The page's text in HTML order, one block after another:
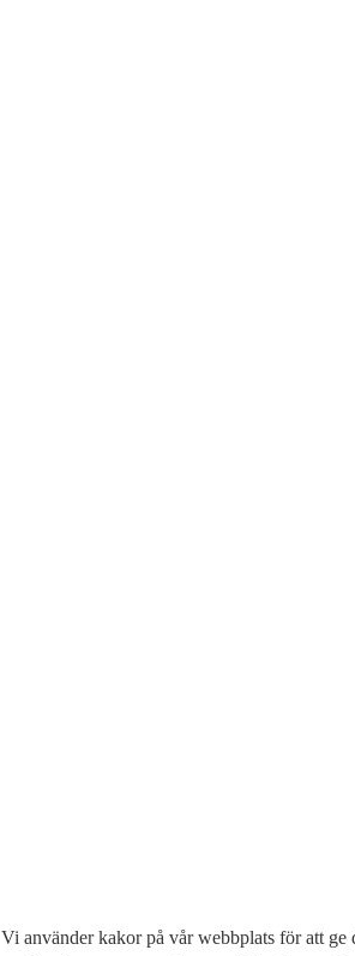
Vi använder kakor på vår webbplats för att ge